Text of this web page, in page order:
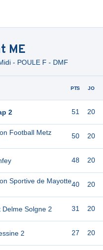
ME
- POULE F - DMF
2
Football Metz
Sportive de Mayotte
Delme Solgne 2
2
PTS JO
51 20
50 20
48 20
40 20
31 20
27 20